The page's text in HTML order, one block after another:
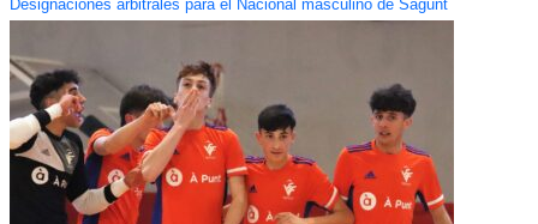
Designaciones arbitrales para el Nacional masculino de Sagunt